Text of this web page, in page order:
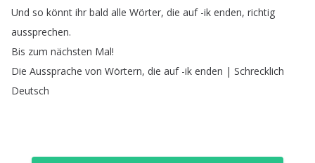
Und so könnt ihr bald alle Wörter, die auf-ik enden, richtig
aussprechen.
Bis zum nächsten Mal!
Die Aussprache von Wörtern, die auf-ik enden | Schrecklich
Deutsch